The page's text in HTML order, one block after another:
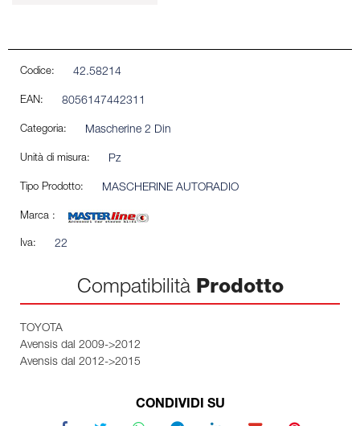
Codice: 42.58214
EAN: 8056147442311
Categoria: Mascherine 2 Din
Unità di misura: Pz
Tipo Prodotto: MASCHERINE AUTORADIO
Marca :
Iva: 22
Compatibilità Prodotto
TOYOTA
Avensis dal 2009->2012
Avensis dal 2012->2015
CONDIVIDI SU